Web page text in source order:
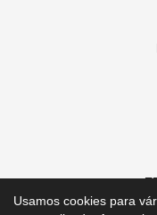
Usamos cookies para